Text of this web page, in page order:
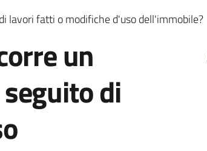
lavori fatti o modifiche d'uso dell'immobile?
un
di